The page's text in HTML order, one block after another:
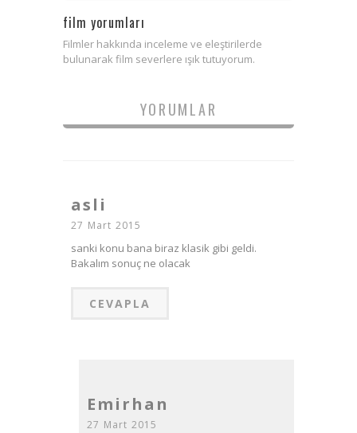
film yorumları
Filmler hakkında inceleme ve eleştirilerde
bulunarak film severlere ışık tutuyorum.
YORUMLAR
asli
27 Mart 2015
sanki konu bana biraz klasik gibi geldi.
Bakalım sonuç ne olacak
CEVAPLA
Emirhan
27 Mart 2015